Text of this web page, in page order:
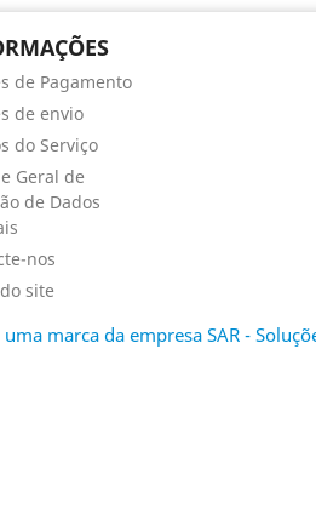
de Pagamento
de envio
do Serviço
Geral de
de Dados
nos
site
marca da empresa SAR -